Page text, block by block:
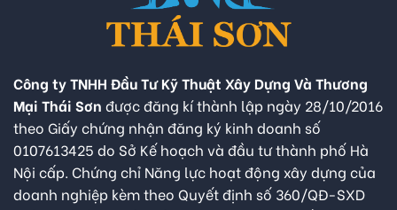
Công ty TNHH Đầu Tư Kỹ Thuật Xây Dựng Và Thương
Mại Thái Sơn được đăng kí thành lập ngày 28/10/2016
theo Giấy chứng nhận đăng ký kinh doanh số
0107613425 do Sở Kế hoạch và đầu tư thành phố Hà
Nội cấp. Chứng chỉ Năng lực hoạt động xây dựng của
doanh nghiệp kèm theo Quyết định số 360/QĐ-SXD